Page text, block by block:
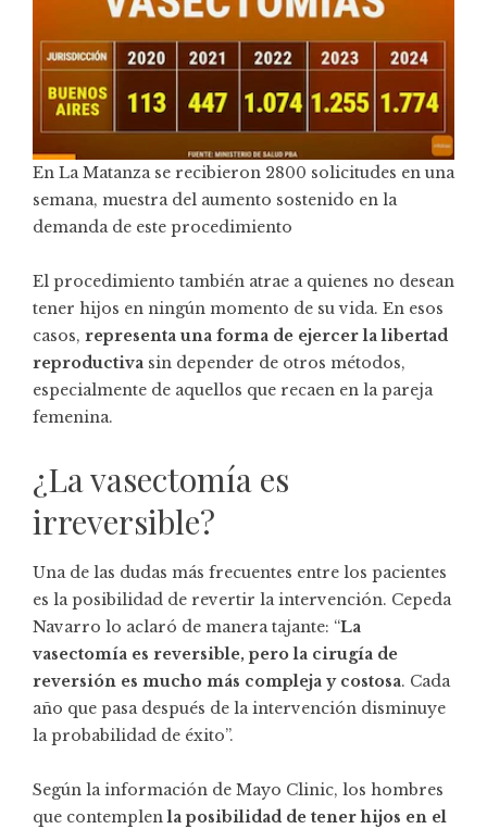
En La Matanza se recibieron 2800 solicitudes en una
semana, muestra del aumento sostenido en la
demanda de este procedimiento
El procedimiento también atrae a quienes no desean
tener hijos en ningún momento de su vida. En esos
casos, representa una forma de ejercer la libertad
reproductiva sin depender de otros métodos,
especialmente de aquellos que recaen en la pareja
femenina.
¿La vasectomía es
irreversible?
Una de las dudas más frecuentes entre los pacientes
es la posibilidad de revertir la intervención. Cepeda
Navarro lo aclaró de manera tajante: “La
vasectomía es reversible, pero la cirugía de
reversión es mucho más compleja y costosa. Cada
año que pasa después de la intervención disminuye
la probabilidad de éxito”.
Según la información de Mayo Clinic, los hombres
que contemplenla posibilidad de tener hijos en el